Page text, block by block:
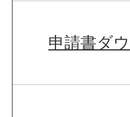
申請書ダ